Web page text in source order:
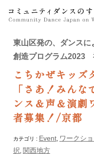
東山区発の、ダンスに
創造プログラム2023
こちかぜキッズ
「さあ！みん
ンス＆声＆演
者募集！/京都
カテゴリ : Event, ワークシ
択 関西地方